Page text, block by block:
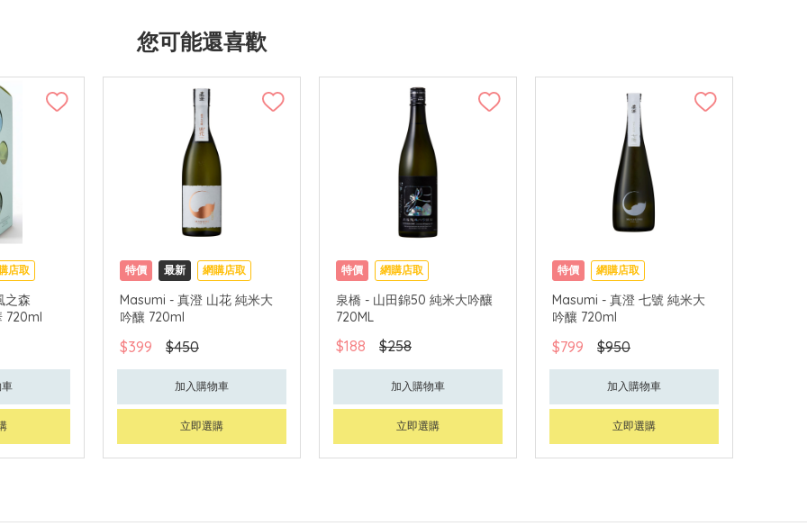
您可能還喜歡
店取
之森
720ml
特價 最新 網購店取
Masumi - 真澄 山花 純米大
吟釀 720ml
$399 $450
加入購物車
立即選購
特價 網購店取
泉橋 - 山田錦50 純米大吟釀
720ML
$188 $258
加入購物車
立即選購
特價 網購店取
Masumi - 真澄 七號 純米大
吟釀 720ml
$799 $950
加入購物車
立即選購